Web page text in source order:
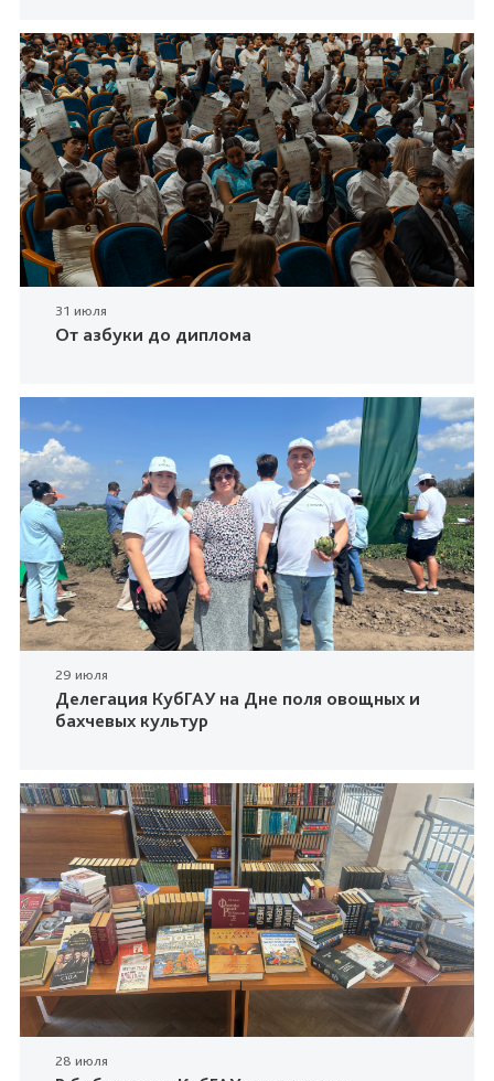
31 июля
От азбуки до диплома
29 июля
Делегация КубГАУ на Дне поля овощных и
бахчевых культур
28 июля